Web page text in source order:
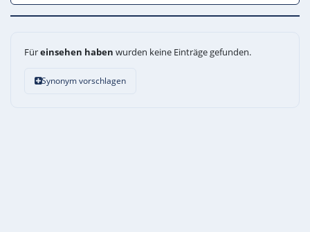
Füreinsehen haben wurden keine Einträge gefunden.
Synonym vorschlagen